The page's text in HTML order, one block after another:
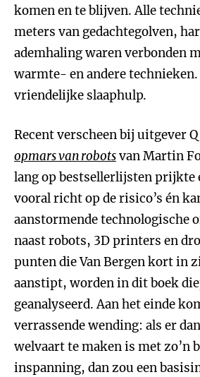
komen en te blijven. Alle
meters van gedachtegolven,
ademhaling waren verbonden
warmte- en andere technieken.
vriendelijke slaaphulp.
Recent verscheen bij uitgever
opmars van robotsvan Martin
lang op bestsellerlijsten prijkte
vooral richt op de risico’s én
aanstormende technologische
naast robots, 3D printers en
punten die Van Bergen kort in
aanstipt, worden in dit boek
geanalyseerd. Aan het einde
verrassende wending: als er
welvaart te maken is met zo’n
inspanning, dan zou een